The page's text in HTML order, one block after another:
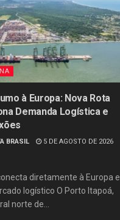
à Europa: Nova Rota
Demanda Logística e
BRASIL
5 DE AGOSTO DE 2026
diretamente à Europa e
logístico O Porto Itapoá,
norte de...